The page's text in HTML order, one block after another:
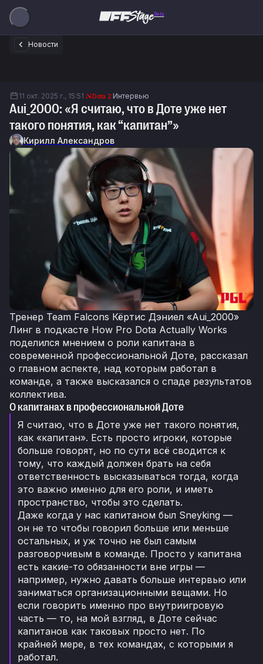
Beta
Новости
11 окт. 2025 г., 15:51 Dota 2 Интервью
Aui_2000: «Я считаю, что в Доте уже нет
такого понятия, как “капитан”»
Кирилл Александров
Тренер Team Falcons Кёртис Дэниел «Aui_2000»
Линг в подкасте How Pro Dota Actually Works
поделился мнением о роли капитана в
современной профессиональной Доте, рассказал
о главном аспекте, над которым работал в
команде, а также высказался о спаде результатов
коллектива.
О капитанах в профессиональной Доте
Я считаю, что в Доте уже нет такого понятия,
как «капитан». Есть просто игроки, которые
больше говорят, но по сути всё сводится к
тому, что каждый должен брать на себя
ответственность высказываться тогда, когда
это важно именно для его роли, и иметь
пространство, чтобы это сделать.
Даже когда у нас капитаном был Sneyking —
он не то чтобы говорил больше или меньше
остальных, и уж точно не был самым
разговорчивым в команде. Просто у капитана
есть какие-то обязанности вне игры —
например, нужно давать больше интервью или
заниматься организационными вещами. Но
если говорить именно про внутриигровую
часть — то, на мой взгляд, в Доте сейчас
капитанов как таковых просто нет. По
крайней мере, в тех командах, с которыми я
работал.